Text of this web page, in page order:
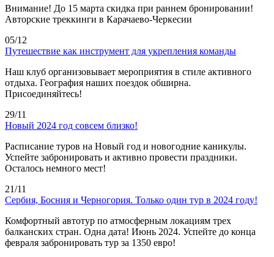
Внимание! До 15 марта скидка при раннем бронировании!
Авторские треккинги в Карачаево-Черкесии
05/12
Путешествие как инструмент для укрепления команды
Наш клуб организовывает мероприятия в стиле активного
отдыха. География наших поездок обширна.
Присоединяйтесь!
29/11
Новый 2024 год совсем близко!
Расписание туров на Новый год и новогодние каникулы.
Успейте забронировать и активно провести праздники.
Осталось немного мест!
21/11
Сербия, Босния и Черногория. Только один тур в 2024 году!
Комфортный автотур по атмосферным локациям трех
балканских стран. Одна дата! Июнь 2024. Успейте до конца
февраля забронировать тур за 1350 евро!